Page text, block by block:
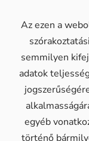
Az ezen a
semmilyen
adatok
egyéb
történő